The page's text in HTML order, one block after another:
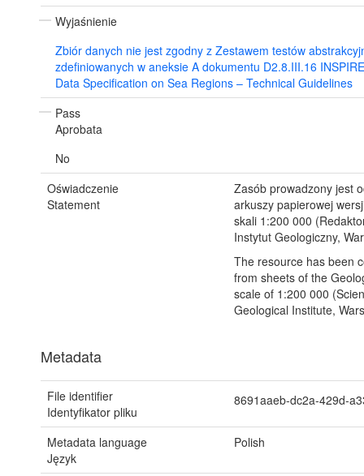
Wyjaśnienie
Zbiór danych nie jest zgodny z Zestawem testów
zdefiniowanych w aneksie A dokumentu D2.8.III.16 INSPIRE
Data Specification on Sea Regions – Technical Guidelines
Pass
Aprobata
No
Oświadczenie
Statement
Zasób prowadzony jest
arkuszy papierowej
skali 1:200 000
Instytut Geologiczny,
The resource has been
from sheets of the
scale of 1:200 000
Geological Institute,
Metadata
File identifier
Identyfikator pliku
8691aaeb-dc2a-429d-
Metadata language
Język
Polish